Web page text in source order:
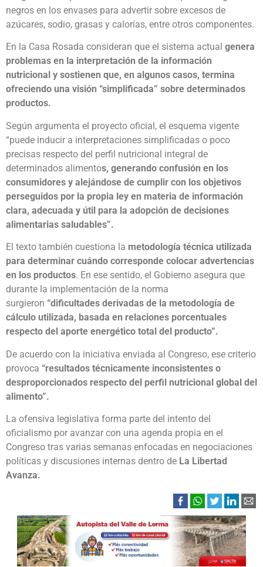
negros en los envases para advertir sobre excesos de
azúcares, sodio, grasas y calorías, entre otros componentes.
En la Casa Rosada consideran que el sistema actual genera
problemas en la interpretación de la información
nutricional y sostienen que, en algunos casos, termina
ofreciendo una visión “simplificada” sobre determinados
productos.
Según argumenta el proyecto oficial, el esquema vigente
“puede inducir a interpretaciones simplificadas o poco
precisas respecto del perfil nutricional integral de
determinados alimentos, generando confusión en los
consumidores y alejándose de cumplir con los objetivos
perseguidos por la propia ley en materia de información
clara, adecuada y útil para la adopción de decisiones
alimentarias saludables”.
El texto también cuestiona la metodología técnica utilizada
para determinar cuándo corresponde colocar advertencias
en los productos. En ese sentido, el Gobierno asegura que
durante la implementación de la norma
surgieron “dificultades derivadas de la metodología de
cálculo utilizada, basada en relaciones porcentuales
respecto del aporte energético total del producto”.
De acuerdo con la iniciativa enviada al Congreso, ese criterio
provoca “resultados técnicamente inconsistentes o
desproporcionados respecto del perfil nutricional global del
alimento”.
La ofensiva legislativa forma parte del intento del
oficialismo por avanzar con una agenda propia en el
Congreso tras varias semanas enfocadas en negociaciones
políticas y discusiones internas dentro de La Libertad
Avanza.